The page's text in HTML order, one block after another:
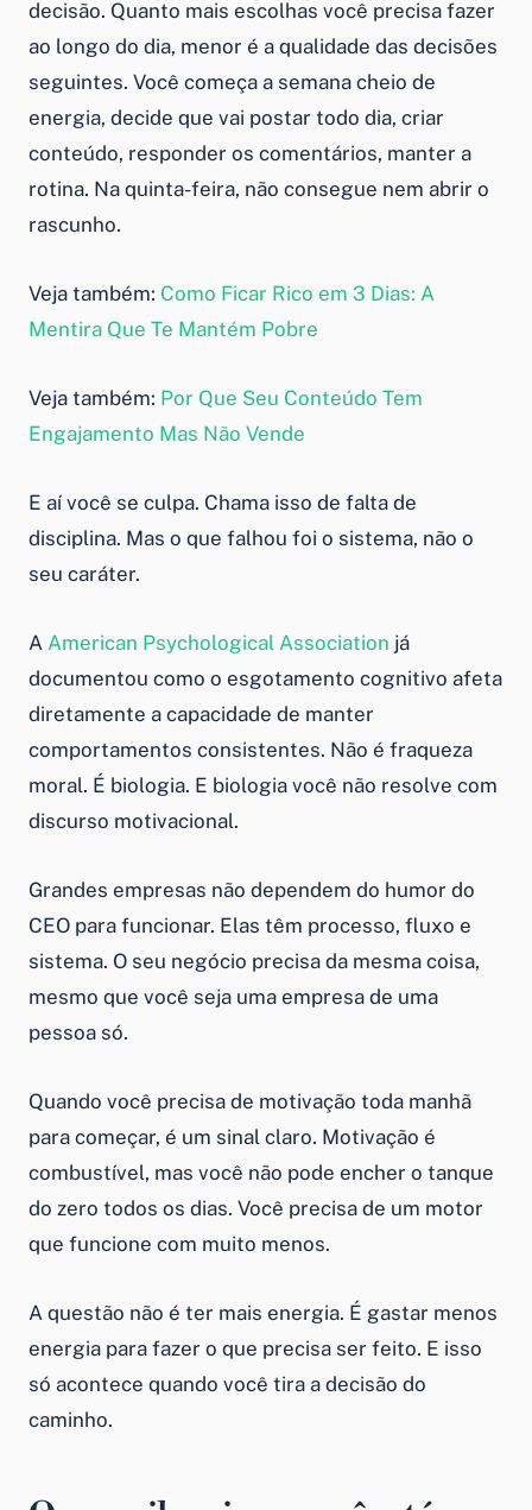
decisão. Quanto mais escolhas você precisa fazer
ao longo do dia, menor é a qualidade das decisões
seguintes. Você começa a semana cheio de
energia, decide que vai postar todo dia, criar
conteúdo, responder os comentários, manter a
rotina. Na quinta-feira, não consegue nem abrir o
rascunho.
Veja também: Como Ficar Rico em 3 Dias: A
Mentira Que Te Mantém Pobre
Veja também: Por Que Seu Conteúdo Tem
Engajamento Mas Não Vende
E aí você se culpa. Chama isso de falta de
disciplina. Mas o que falhou foi o sistema, não o
seu caráter.
A American Psychological Association já
documentou como o esgotamento cognitivo afeta
diretamente a capacidade de manter
comportamentos consistentes. Não é fraqueza
moral. É biologia. E biologia você não resolve com
discurso motivacional.
Grandes empresas não dependem do humor do
CEO para funcionar. Elas têm processo, fluxo e
sistema. O seu negócio precisa da mesma coisa,
mesmo que você seja uma empresa de uma
pessoa só.
Quando você precisa de motivação toda manhã
para começar, é um sinal claro. Motivação é
combustível, mas você não pode encher o tanque
do zero todos os dias. Você precisa de um motor
que funcione com muito menos.
A questão não é ter mais energia. É gastar menos
energia para fazer o que precisa ser feito. E isso
só acontece quando você tira a decisão do
caminho.